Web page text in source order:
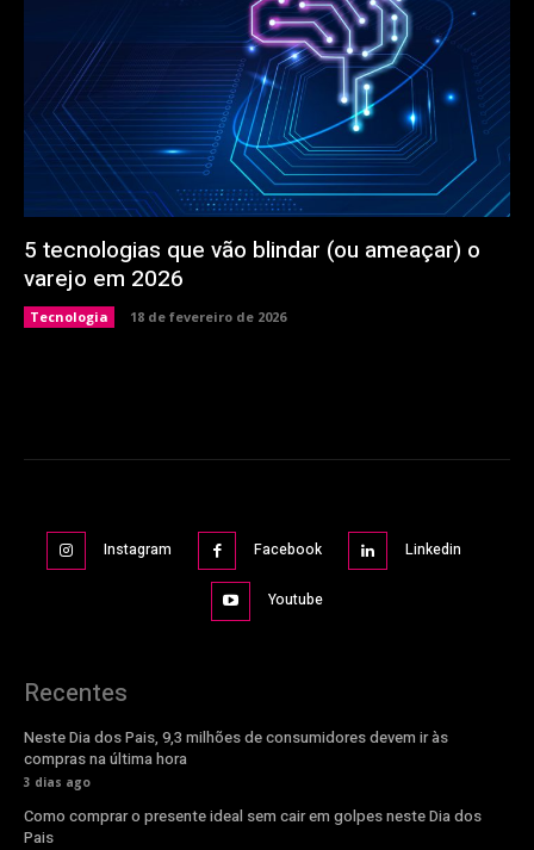
5 tecnologias que vão blindar (ou ameaçar) o
varejo em 2026
Tecnologia 18 de fevereiro de 2026
Instagram Facebook Linkedin
Youtube
Recentes
Neste Dia dos Pais, 9,3 milhões de consumidores devem ir às
compras na última hora
3 dias ago
Como comprar o presente ideal sem cair em golpes neste Dia dos
Pais